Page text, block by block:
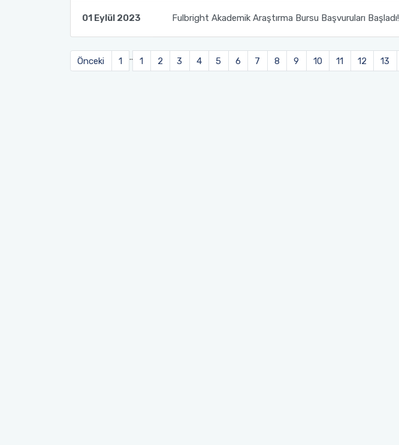
01 Eylül 2023 Fulbright Akademik Araştırma Bursu Başvuruları Başladı!
Önceki 1 .. 1 2 3 4 5 6 7 8 9 10 11 12 13